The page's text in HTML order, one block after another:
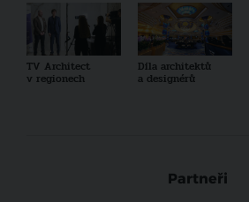
TV Architect
v regionech
Díla architektů
a designérů
Partneři